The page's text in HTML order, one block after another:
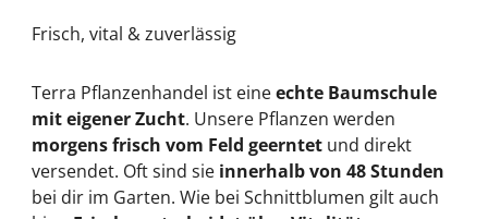
Frisch, vital & zuverlässig
Terra Pflanzenhandel ist eineechte Baumschule
mit eigener Zucht. Unsere Pflanzen werden
morgens frisch vom Feld geerntetund direkt
versendet. Oft sind sie innerhalb von 48 Stunden
bei dir im Garten. Wie bei Schnittblumen gilt auch